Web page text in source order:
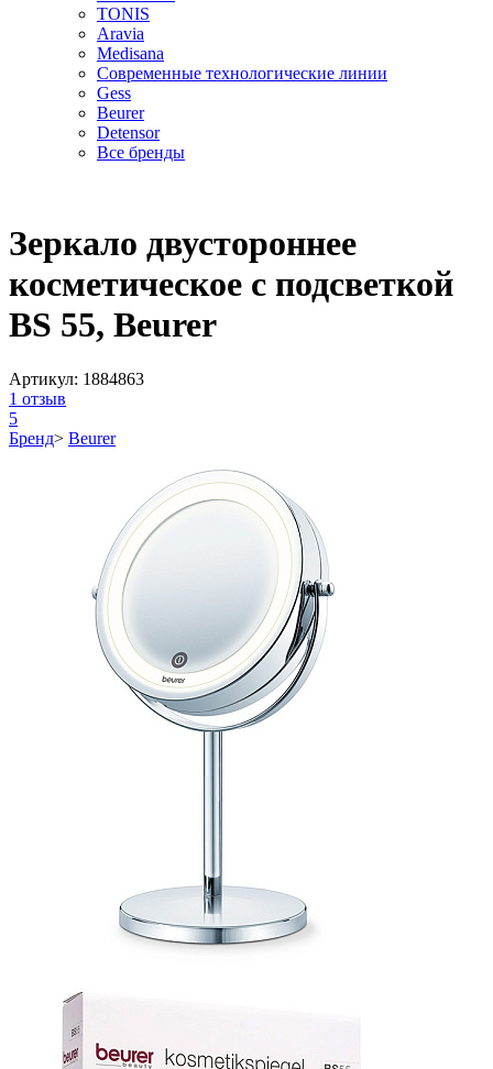
TONIS
Aravia
Medisana
Современные технологические линии
Gess
Beurer
Detensor
Все бренды
Зеркало двустороннее
косметическое с подсветкой
BS 55, Beurer
Артикул: 1884863
1 отзыв
5
Бренд> Beurer